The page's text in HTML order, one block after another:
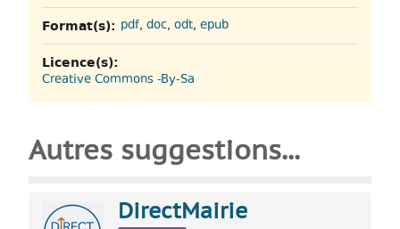
Format(s): pdf, doc, odt, epub
Licence(s):
Creative Commons -By-Sa
Autres suggestions...
DirectMairie